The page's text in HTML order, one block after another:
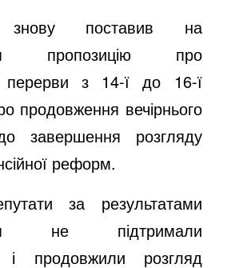
знову поставив на
пропозицію про
перерви з 14-ї до 16-ї
продовження вечірнього
завершення розгляду
реформ.
за результатами
не підтримали
і продовжили розгляд